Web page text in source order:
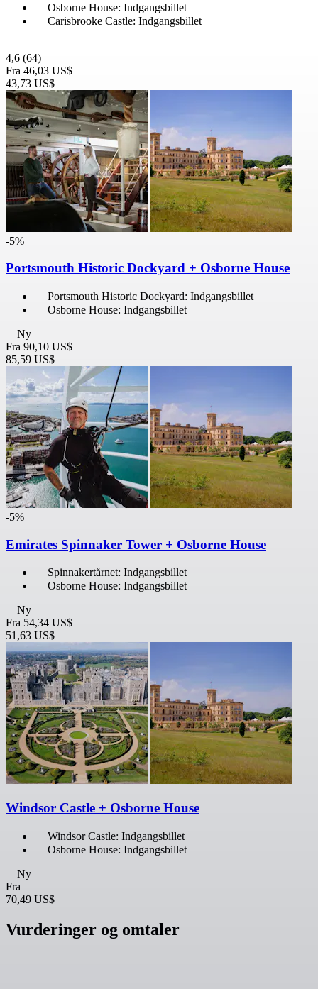
Osborne House: Indgangsbillet
Carisbrooke Castle: Indgangsbillet
4,6 (64)
Fra 46,03 US$
43,73 US$
-5%
Portsmouth Historic Dockyard + Osborne House
Portsmouth Historic Dockyard: Indgangsbillet
Osborne House: Indgangsbillet
Ny
Fra 90,10 US$
85,59 US$
-5%
Emirates Spinnaker Tower + Osborne House
Spinnakertårnet: Indgangsbillet
Osborne House: Indgangsbillet
Ny
Fra 54,34 US$
51,63 US$
Windsor Castle + Osborne House
Windsor Castle: Indgangsbillet
Osborne House: Indgangsbillet
Ny
Fra
70,49 US$
Vurderinger og omtaler